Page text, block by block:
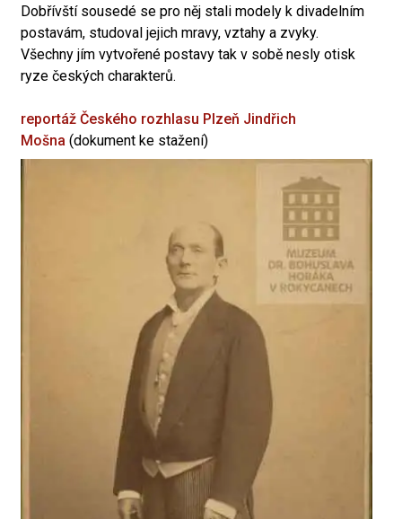
Dobřívští sousedé se pro něj stali modely k divadelním
postavám, studoval jejich mravy, vztahy a zvyky.
Všechny jím vytvořené postavy tak v sobě nesly otisk
ryze českých charakterů.
reportáž Českého rozhlasu Plzeň Jindřich
Mošna (dokument ke stažení)